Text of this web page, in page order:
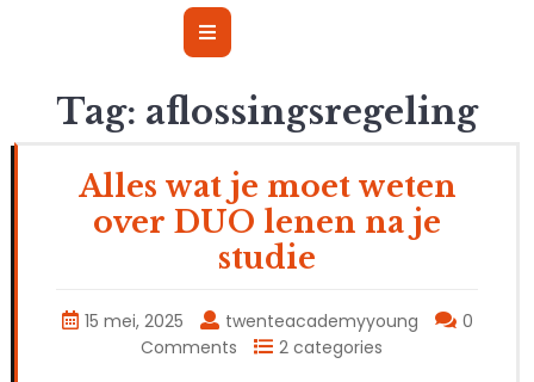
Open
Tag: aflossingsregeling
Alles wat je moet weten
over DUO lenen na je
studie
15 mei, 2025 twenteacademyyoung
0
Comments
2 categories